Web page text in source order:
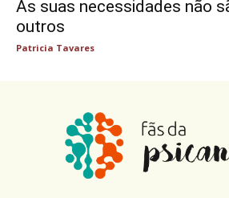
As suas necessidades não
outros
Patricia Tavares